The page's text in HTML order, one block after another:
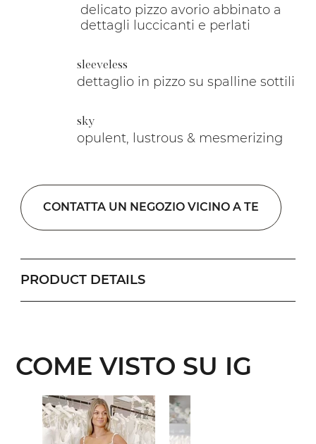
delicato pizzo avorio abbinato a
dettagli luccicanti e perlati
sleeveless
dettaglio in pizzo su spalline sottili
sky
opulent, lustrous & mesmerizing
CONTATTA UN NEGOZIO VICINO A TE
PRODUCT DETAILS
COME VISTO SU IG